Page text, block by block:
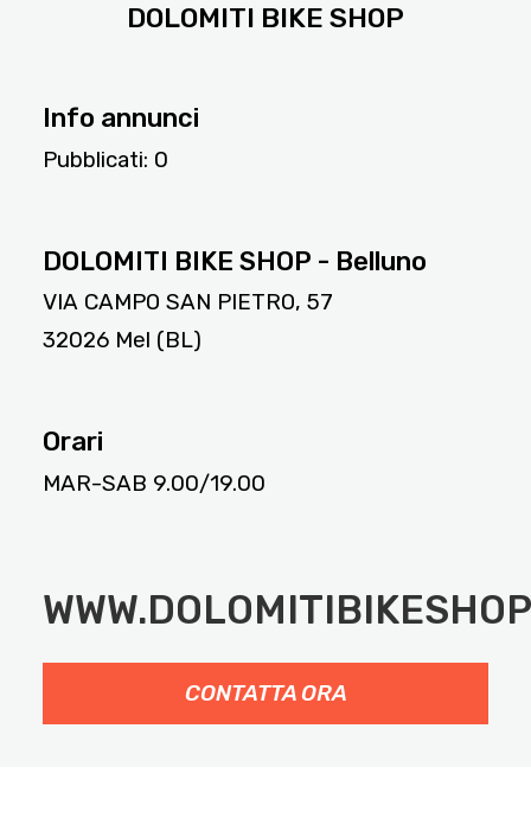
DOLOMITI BIKE SHOP
Info annunci
Pubblicati: 0
DOLOMITI BIKE SHOP - Belluno
VIA CAMPO SAN PIETRO, 57
32026 Mel (BL)
Orari
MAR-SAB 9.00/19.00
CONTATTA ORA